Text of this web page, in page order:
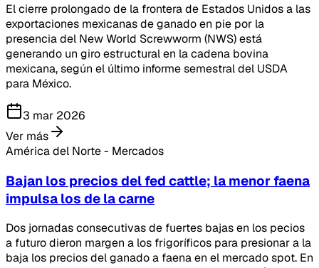
El cierre prolongado de la frontera de Estados Unidos a las
exportaciones mexicanas de ganado en pie por la
presencia del New World Screwworm (NWS) está
generando un giro estructural en la cadena bovina
mexicana, según el último informe semestral del USDA
para México.
3 mar 2026
Ver más
América del Norte - Mercados
Bajan los precios del fed cattle; la menor faena
impulsa los de la carne
Dos jornadas consecutivas de fuertes bajas en los pecios
a futuro dieron margen a los frigoríficos para presionar a la
baja los precios del ganado a faena en el mercado spot. En